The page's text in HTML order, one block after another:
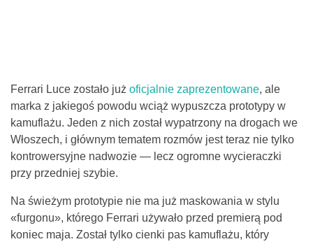
Ferrari Luce zostało już oficjalnie zaprezentowane, ale
marka z jakiegoś powodu wciąż wypuszcza prototypy w
kamuflażu. Jeden z nich został wypatrzony na drogach we
Włoszech, i głównym tematem rozmów jest teraz nie tylko
kontrowersyjne nadwozie — lecz ogromne wycieraczki
przy przedniej szybie.
Na świeżym prototypie nie ma już maskowania w stylu
«furgonu», którego Ferrari używało przed premierą pod
koniec maja. Został tylko cienki pas kamuflażu, który